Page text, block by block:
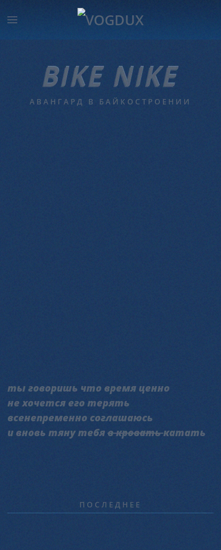
BIKE NIKE
АВАНГАРД В БАЙКОСТРОЕНИИ
ты говоришь что время ценно
не хочется его терять
всенепременно соглашаюсь
и вновь тяну тебяв кроватькатать
ПОСЛЕДНЕЕ